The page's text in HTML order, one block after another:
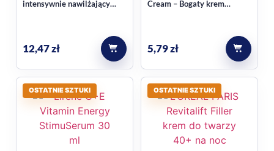
intensywnie nawilżający
12,47zł
Cream – Bogaty krem
5,79zł
OSTATNIE SZTUKI OSTATNIE SZTUKI